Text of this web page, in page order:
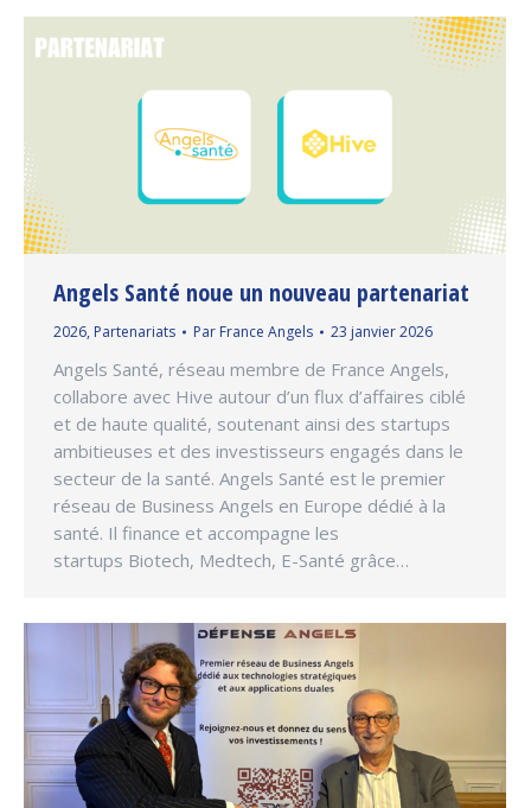
Angels Santé noue un nouveau partenariat
2026, Partenariats Par France Angels 23 janvier 2026
Angels Santé, réseau membre de France Angels,
collabore avec Hive autour d’un flux d’affaires ciblé
et de haute qualité, soutenant ainsi des startups
ambitieuses et des investisseurs engagés dans le
secteur de la santé. Angels Santé est le premier
réseau de Business Angels en Europe dédié à la
santé. Il finance et accompagne les
startups Biotech, Medtech, E-Santé grâce…